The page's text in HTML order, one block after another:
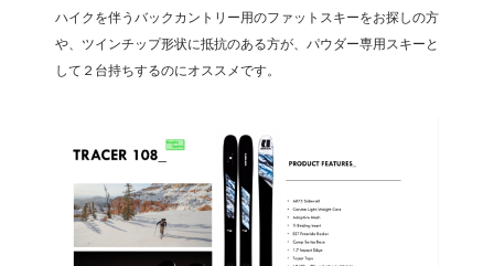
ハイクを伴うバックカントリー用のファットスキーをお探しの方
や、ツインチップ形状に抵抗のある方が、パウダー専用スキーと
して２台持ちするのにオススメです。